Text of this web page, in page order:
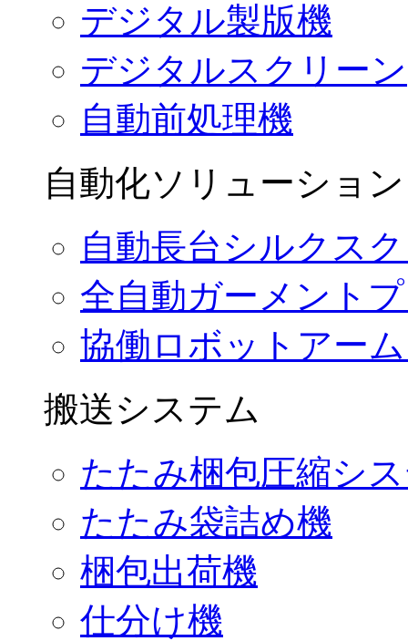
デジタル製版機
デジタルスクリーン
自動前処理機
自動化ソリューション
自動長台シルクス
全自動ガーメント
協働ロボットアー
搬送システム
たたみ梱包圧縮シ
たたみ袋詰め機
梱包出荷機
仕分け機